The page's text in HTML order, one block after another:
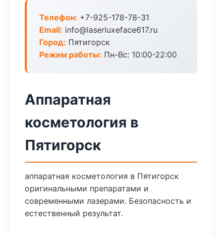
Телефон: +7-925-178-78-31
Email: info@laserluxeface617.ru
Город: Пятигорск
Режим работы: Пн-Вс: 10:00-22:00
Аппаратная
косметология в
Пятигорск
аппаратная косметология в Пятигорск
оригинальными препаратами и
современными лазерами. Безопасность и
естественный результат.